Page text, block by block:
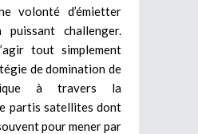
volonté d’émietter
puissant challenger.
tout simplement
de domination de
à travers la
partis satellites dont
pour mener par